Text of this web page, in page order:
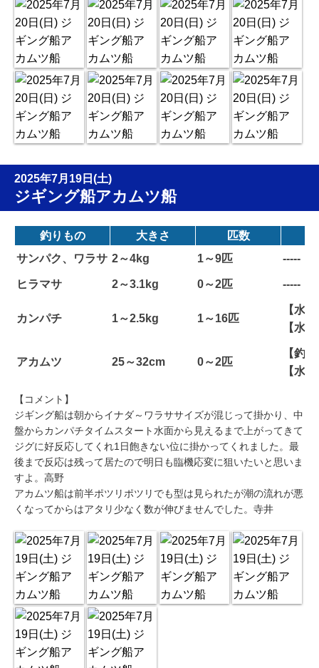
2025年7月19日(土)
ジギング船アカムツ船
釣りもの 大きさ
匹数
サンパク、ワラサ 2～4kg 1～9匹 -----
ヒラマサ 2～3.1kg 0～2匹 -----
カンパチ 1～2.5kg 1～16匹
【水
【水
アカムツ 25～32cm 0～2匹
【釣
【水
【コメント】
ジギング船は朝からイナダ～ワラササイズが混じって掛かり、中
盤からカンパチタイムスタート水面から見えるまで上がってきて
ジグに好反応してくれ1日飽きない位に掛かってくれました。最
後まで反応は残って居たので明日も臨機応変に狙いたいと思いま
すよ。高野
アカムツ船は前半ポツリポツリでも型は見られたが潮の流れが悪
くなってからはアタリ少なく数が伸びませんでした。寺井